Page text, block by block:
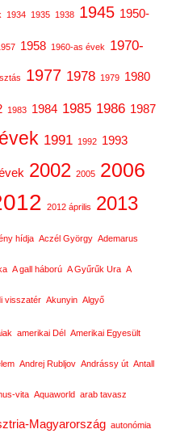
1934 1935 1938 1945 1950-
1958 1960-as évek
1970-
1977 1978 1979 1980
1983 1984 1985 1986 1987
1991 1992 1993
2002 2005 2006
2012 április 2013
hídja Aczél György Ademarus
A gall háború A Gyűrűk Ura A
visszatér Akunyin Algyő
amerikai Dél Amerikai Egyesült
Andrej Rubljov Andrássy út Antall
vita Aquaworld arab tavasz
Magyarország autonómia